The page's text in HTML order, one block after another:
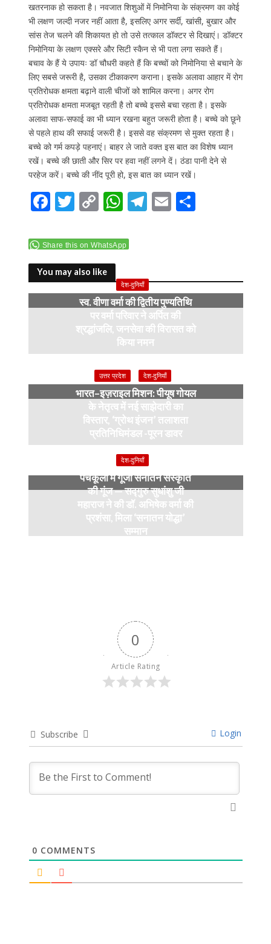
खतरनाक हो सकता है। नवजात शिशुओं में निमोनिया के संक्रमण का कोई
भी लक्षण जल्दी नजर नहीं आता है, इसलिए अगर सर्दी, खांसी, बुखार और
सांस तेज चलने की शिकायत हो तो उसे तत्काल डॉक्टर से दिखाएं। डॉक्टर
निमोनिया के लक्षण एक्सरे और सिटी स्कैन से भी पता लगा सकते हैं।
बचाव के हैं ये उपायः डॉ चौधरी कहते हैं कि बच्चों को निमोनिया से बचाने के
लिए सबसे जरूरी है, उसका टीकाकरण कराना। इसके अलावा आहार में रोग
प्रतिरोधक क्षमता बढ़ाने वाली चीजों को शामिल करना। अगर रोग
प्रतिरोधक क्षमता मजबूत रहती है तो बच्चे इससे बचा रहता है। इसके
अलावा साफ-सफाई का भी ध्यान रखना बहुत जरूरी होता है। बच्चे को छूने
से पहले हाथ की सफाई जरूरी है। इससे वह संक्रमण से मुक्त रहता है।
बच्चे को गर्म कपड़े पहनाएं। बाहर ले जाते वक्त इस बात का विशेष ध्यान
रखें। बच्चे की छाती और सिर पर हवा नहीं लगने दें। ठंडा पानी देने से
परहेज करें। बच्चे की नींद पूरी हो, इस बात का ध्यान रखें।
F
e
b
o
o
T
itt
er
C
p
y
Li
n
k
W
at
A
p
p
T
a
m
E S
Share this on WhatsApp
You may also like
देश-दुनियाँ
स्व. वीणा वर्मा की द्वितीय पुण्यतिथि
पर वर्मा परिवार ने अर्पित की
श्रद्धांजलि, जनसेवा की विरासत को
किया नमन
उत्तर प्रदेश देश-दुनियाँ
भारत–इज़राइल मिशन: पीयूष गोयल
के नेतृत्व में नई साझेदारी का
विस्तार, ‘ग्रोथ इंजन’ तलाशता
प्रतिनिधिमंडल -पूरन डावर
9 months ago
देश-दुनियाँ
पंचकूला में गूंजी सनातन संस्कृति
की गूंज — सद्गुरु सुधांशु जी
महाराज ने की डॉ. अभिषेक वर्मा की
प्रशंसा, मिला ‘सनातन योद्धा’
सम्मान
0
Article Rating
Subscribe Login
0 COMMENTS